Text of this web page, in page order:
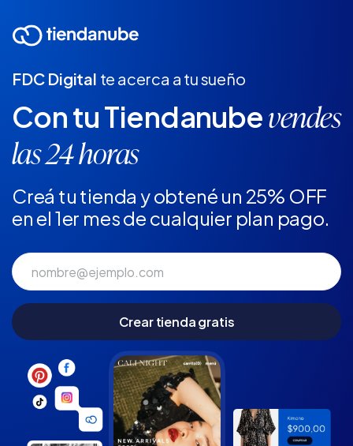
FDC Digital te acerca a tu sueño
Con tu Tiendanube vendes
las 24 horas
Creá tu tienda y obtené un 25% OFF
en el 1er mes de cualquier plan pago.